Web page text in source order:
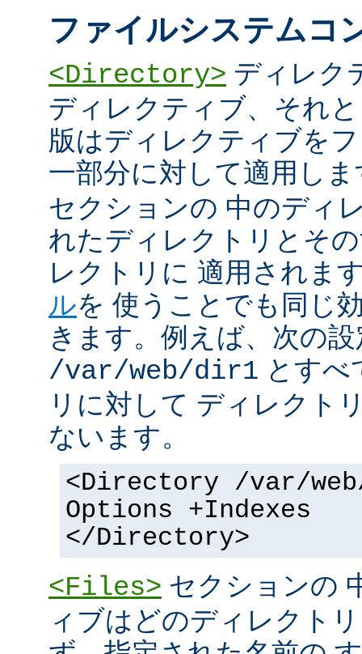
ファイルシステムコ
<Directory> ディレク
ディレクティブ、それ
版はディレクティブを
一部分に対して適用し
セクションの 中のディ
れたディレクトリとそ
レクトリに 適用されま
ルを 使うことでも同じ
きます。例えば、次の
/var/web/dir1 とすべ
リに対して ディレクト
ないます。
<Directory /var/
Options +Indexes
</Directory>
<Files> セクションの
ィブはどのディレクト